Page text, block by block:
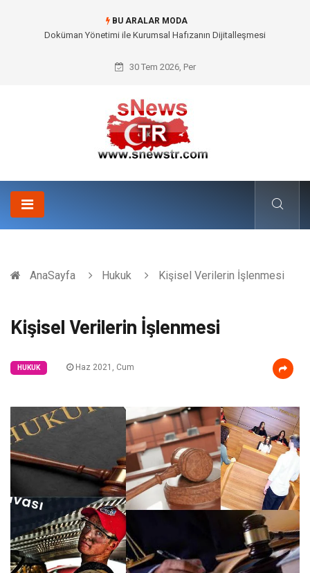
BU ARALAR MODA
Doküman Yönetimi ile Kurumsal Hafızanın Dijitalleşmesi
30 Tem 2026, Per
AnaSayfa Hukuk Kişisel Verilerin İşlenmesi
Kişisel Verilerin İşlenmesi
HUKUK Haz 2021, Cum